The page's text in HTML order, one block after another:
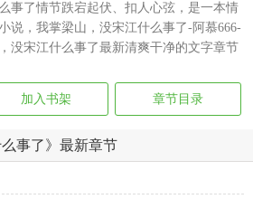
事了情节跌宕起伏、扣人心弦，是一本情
说，我掌梁山，没宋江什么事了-阿慕666-
没宋江什么事了最新清爽干净的文字章节
加入书架 章节目录
么事了》最新章节